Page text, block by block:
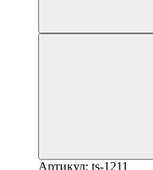
Артикул: ts-1211